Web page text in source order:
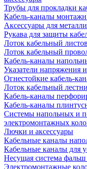
Трубы для прокладки
Кабель-каналы
Аксессуары для
Рукава для защиты
Лоток кабельный
Лоток кабельный
Кабель-каналы
Указатели напряжения
Огнестойкие кабель-
Лоток кабельный
Кабель-каналы
Кабель-каналы
Системы напольных и
электромонтажных
Лючки и аксессуары
Кабельные каналы
Кабельные каналы для
Несущая система фальш
Электромонтажные